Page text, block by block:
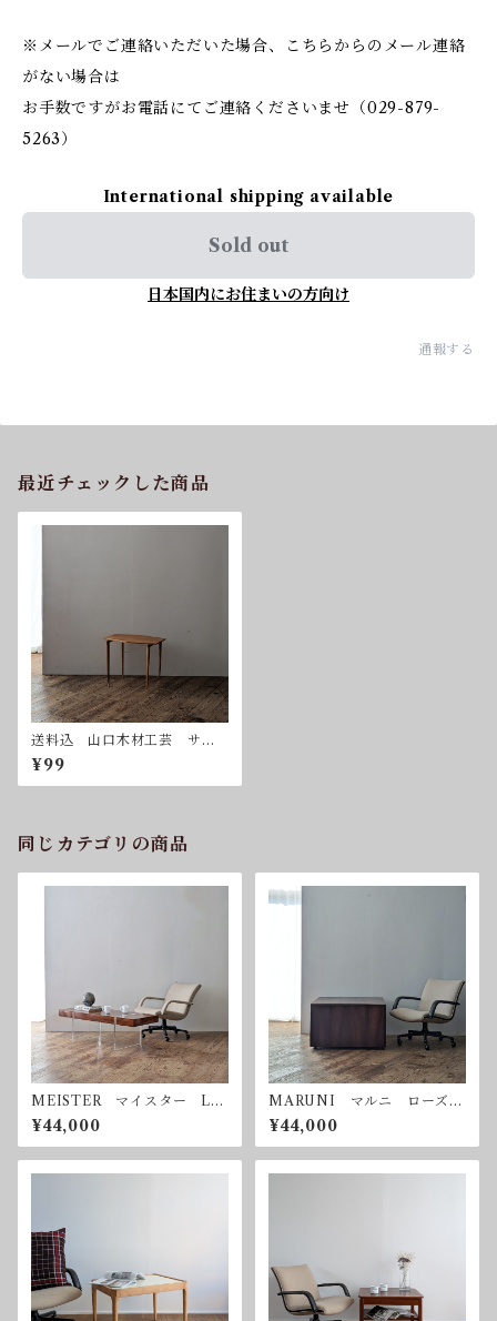
※メールでご連絡いただいた場合、こちらからのメール連絡
がない場合は
お手数ですがお電話にてご連絡くださいませ（029-879-
5263）
International shipping available
Sold out
日本国内にお住まいの方向け
通報する
最近チェックした商品
送料込 山口木材工芸 サイ
ドテーブル ヴィンテージ
¥99
同じカテゴリの商品
MEISTER マイスター Luf
t Table ルフトテーブル ロ
ーズウッド コーヒーテーブ
ル
¥44,000
MARUNI マルニ ローズウ
ッド コーヒーテーブル サ
イドテーブル ヴィンテージ
¥44,000